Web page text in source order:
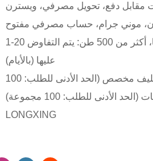
مقابل دفع، تحويل مصرفي، ويسترن
موني جرام، حساب مصرفي مفتوح
1-20 طن: 7 أيام، 21-80 طن: 10 أيام، 81-500 طن: 30 يومًا، أكثر من 500 طن: يتم التفاوض
عليها (بالأيام)
شعار مخصص (الحد الأدنى للطلب: 100 مجموعة)، تغليف مخصص (الحد الأدنى للطلب: 100
للطلب: 100 مجموعة)
LONGXING